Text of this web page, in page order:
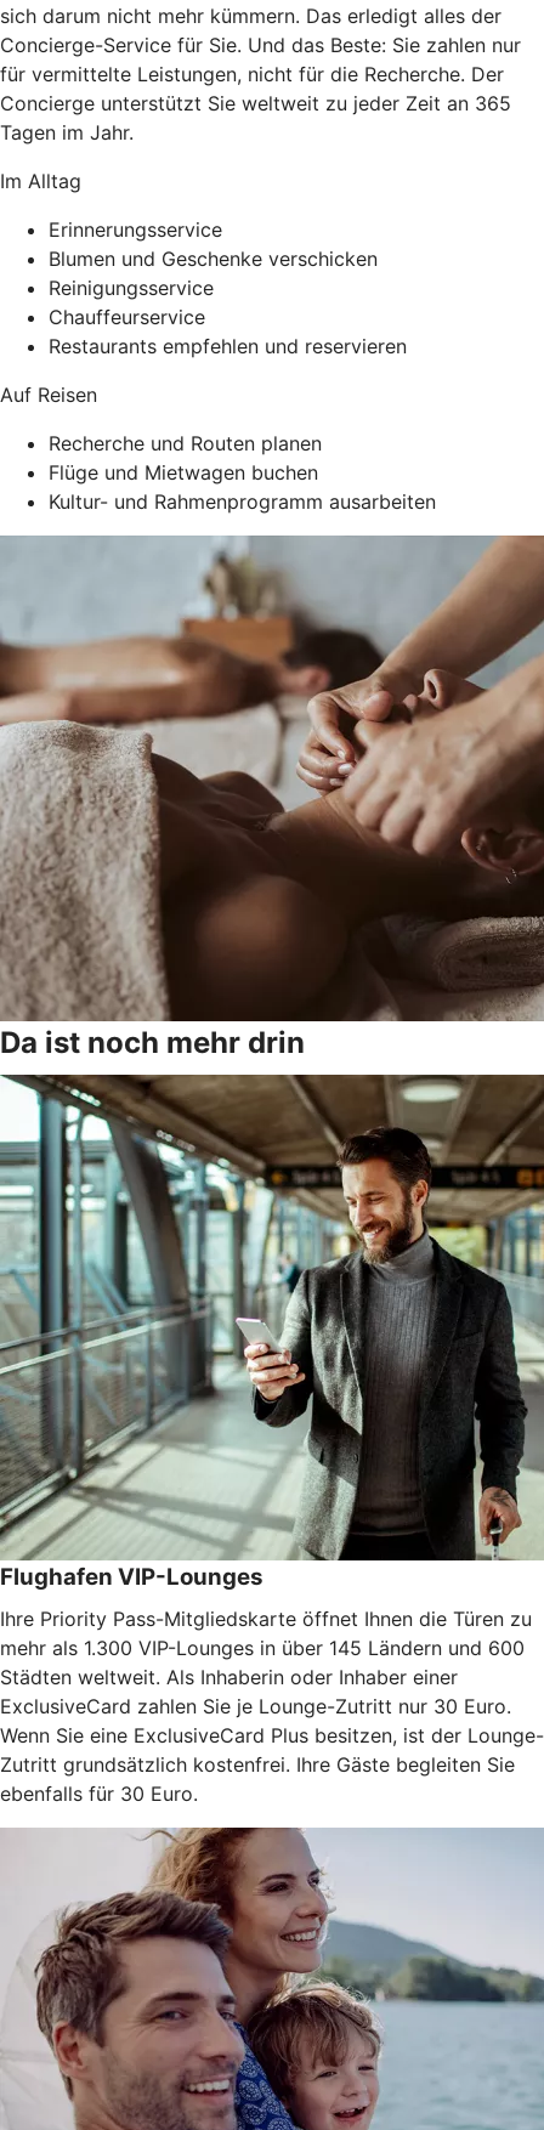
sich darum nicht mehr kümmern. Das erledigt alles der
Concierge-Service für Sie. Und das Beste: Sie zahlen nur
für vermittelte Leistungen, nicht für die Recherche. Der
Concierge unterstützt Sie weltweit zu jeder Zeit an 365
Tagen im Jahr.
Im Alltag
Erinnerungsservice
Blumen und Geschenke verschicken
Reinigungsservice
Chauffeurservice
Restaurants empfehlen und reservieren
Auf Reisen
Recherche und Routen planen
Flüge und Mietwagen buchen
Kultur- und Rahmenprogramm ausarbeiten
Da ist noch mehr drin
Flughafen VIP-Lounges
Ihre Priority Pass-Mitgliedskarte öffnet Ihnen die Türen zu
mehr als 1.300 VIP-Lounges in über 145 Ländern und 600
Städten weltweit. Als Inhaberin oder Inhaber einer
ExclusiveCard zahlen Sie je Lounge-Zutritt nur 30 Euro.
Wenn Sie eine ExclusiveCard Plus besitzen, ist der Lounge-
Zutritt grundsätzlich kostenfrei. Ihre Gäste begleiten Sie
ebenfalls für 30 Euro.